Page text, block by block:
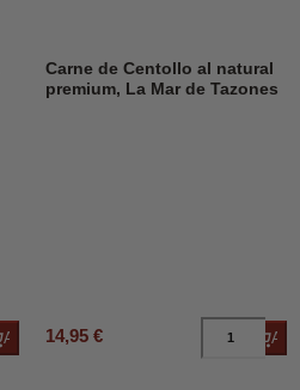
Añadir al carrito
Carne de Centollo al natural
premium, La Mar de Tazones
14,95 €